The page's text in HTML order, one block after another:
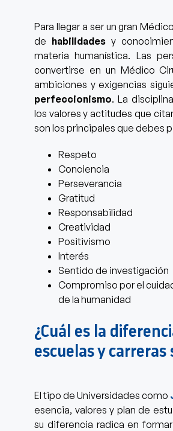
Para llegar a ser un gran
de habilidades y
materia humanística. Las
convertirse en un Médico
ambiciones y exigencias
perfeccionismo. La
los valores y actitudes que
son los principales que debes
Respeto
Conciencia
Perseverancia
Gratitud
Responsabilidad
Creatividad
Positivismo
Interés
Sentido de investigación
Compromiso por el
de la humanidad
¿Cuál es la
escuelas y carreras
El tipo de Universidades como
esencia, valores y plan de
su diferencia radica en